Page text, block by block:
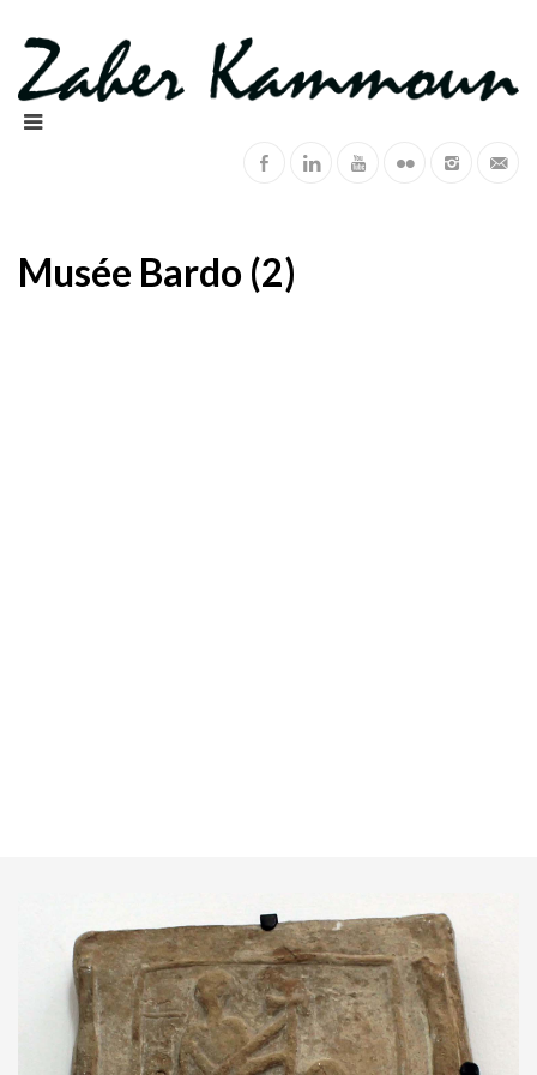
Musée Bardo (2)